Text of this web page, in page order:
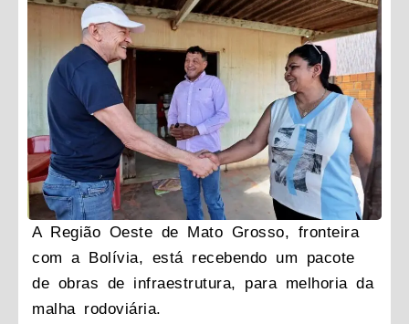
A Região Oeste de Mato Grosso, fronteira
com a Bolívia, está recebendo um pacote
de obras de infraestrutura, para melhoria da
malha rodoviária.